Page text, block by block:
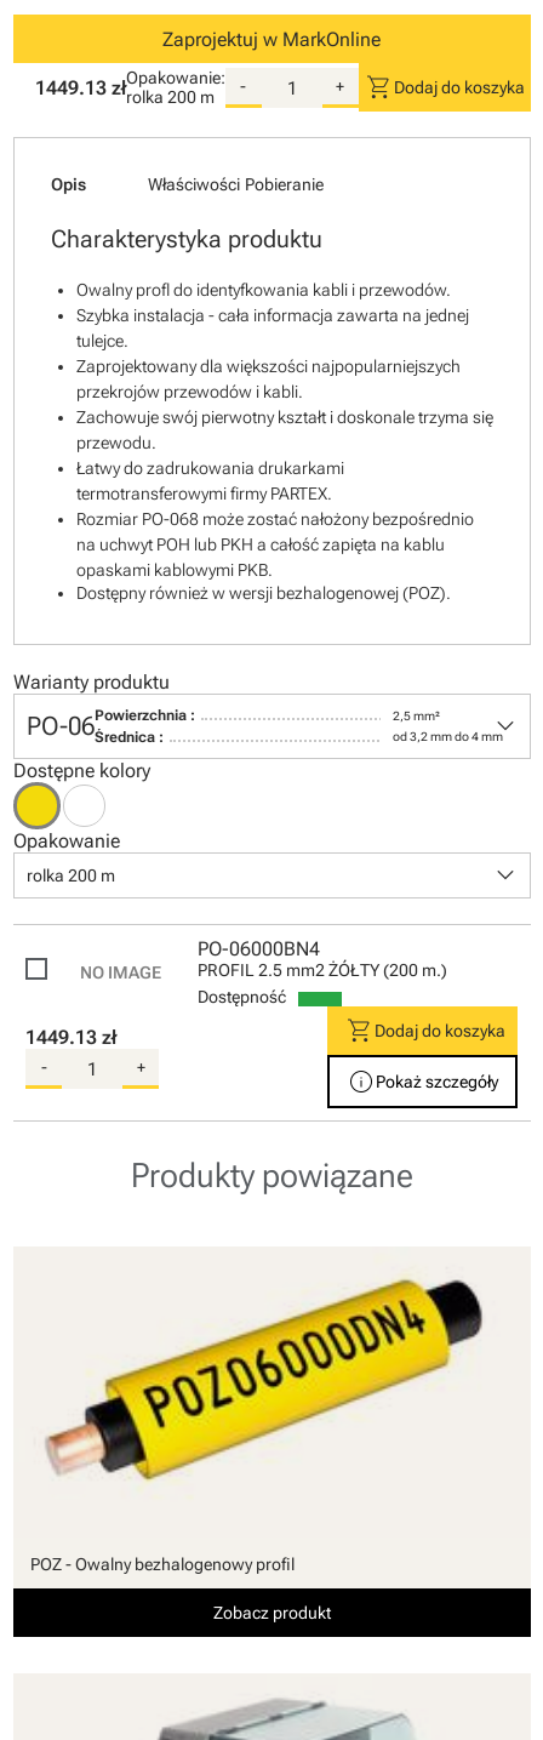
Zaprojektuj w MarkOnline
1449.13 złOpakowanie:
rolka 200 m
- + shopping_cart Dodaj do koszyka
Opis Właściwości Pobieranie
Charakterystyka produktu
Owalny profl do identyfkowania kabli i przewodów.
Szybka instalacja - cała informacja zawarta na jednej
tulejce.
Zaprojektowany dla większości najpopularniejszych
przekrojów przewodów i kabli.
Zachowuje swój pierwotny kształt i doskonale trzyma się
przewodu.
Łatwy do zadrukowania drukarkami
termotransferowymi firmy PARTEX.
Rozmiar PO-068 może zostać nałożony bezpośrednio
na uchwyt POH lub PKH a całość zapięta na kablu
opaskami kablowymi PKB.
Dostępny również w wersji bezhalogenowej (POZ).
Warianty produktu
PO-06Powierzchnia : 2,5 mm²
Średnica : od 3,2 mm do 4 mm
keyboard_arrow_down
Dostępne kolory
Opakowanie
rolka 200 m keyboard_arrow_down
PO-06000BN4
PROFIL 2.5 mm2 ŻÓŁTY (200 m.)
Dostępność
1449.13 zł
- +
shopping_cart Dodaj do koszyka
info Pokaż szczegóły
Produkty powiązane
POZ - Owalny bezhalogenowy profil
Zobacz produkt